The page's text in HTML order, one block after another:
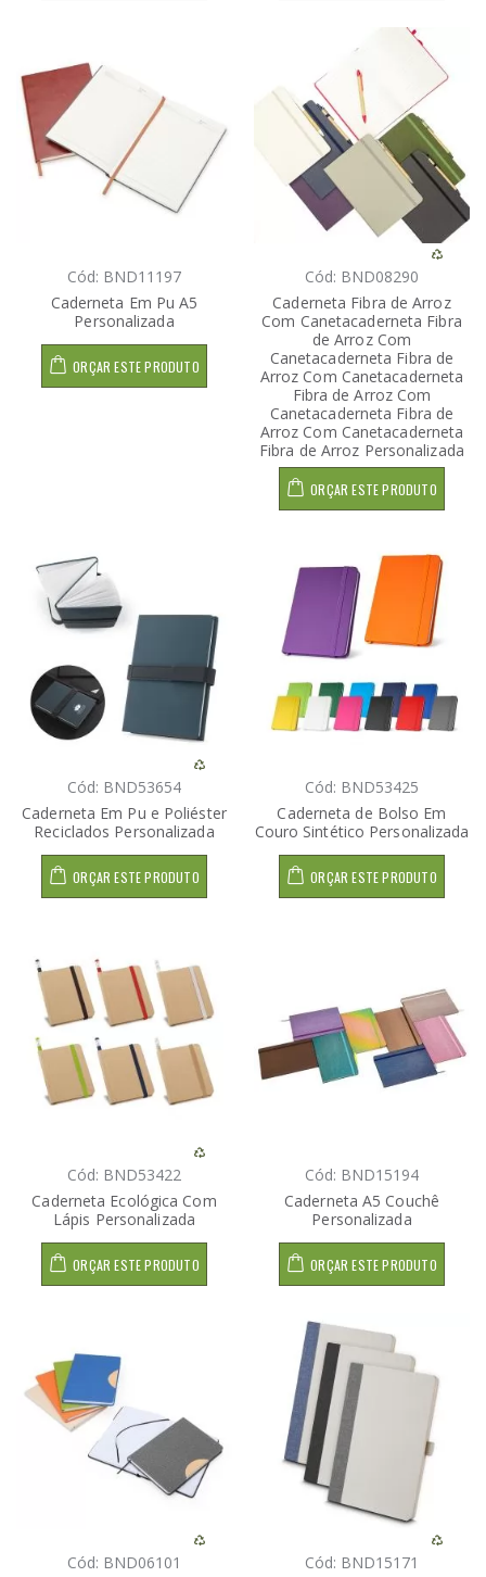
Cód: BND11197
Caderneta Em Pu A5
Personalizada
ORÇAR ESTE PRODUTO
Cód: BND08290
Caderneta Fibra de Arroz
Com Canetacaderneta Fibra
de Arroz Com
Canetacaderneta Fibra de
Arroz Com Canetacaderneta
Fibra de Arroz Com
Canetacaderneta Fibra de
Arroz Com Canetacaderneta
Fibra de Arroz Personalizada
ORÇAR ESTE PRODUTO
Cód: BND53654
Caderneta Em Pu e Poliéster
Reciclados Personalizada
ORÇAR ESTE PRODUTO
Cód: BND53425
Caderneta de Bolso Em
Couro Sintético Personalizada
ORÇAR ESTE PRODUTO
Cód: BND53422
Caderneta Ecológica Com
Lápis Personalizada
ORÇAR ESTE PRODUTO
Cód: BND15194
Caderneta A5 Couchê
Personalizada
ORÇAR ESTE PRODUTO
Cód: BND06101 Cód: BND15171